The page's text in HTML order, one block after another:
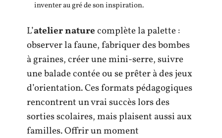
inventer au gré de son inspiration.
L’atelier naturecomplète la palette :
observer la faune, fabriquer des bombes
à graines, créer une mini-serre, suivre
une balade contée ou se prêter à des jeux
d’orientation. Ces formats pédagogiques
rencontrent un vrai succès lors des
sorties scolaires, mais plaisent aussi aux
familles. Offrir un moment